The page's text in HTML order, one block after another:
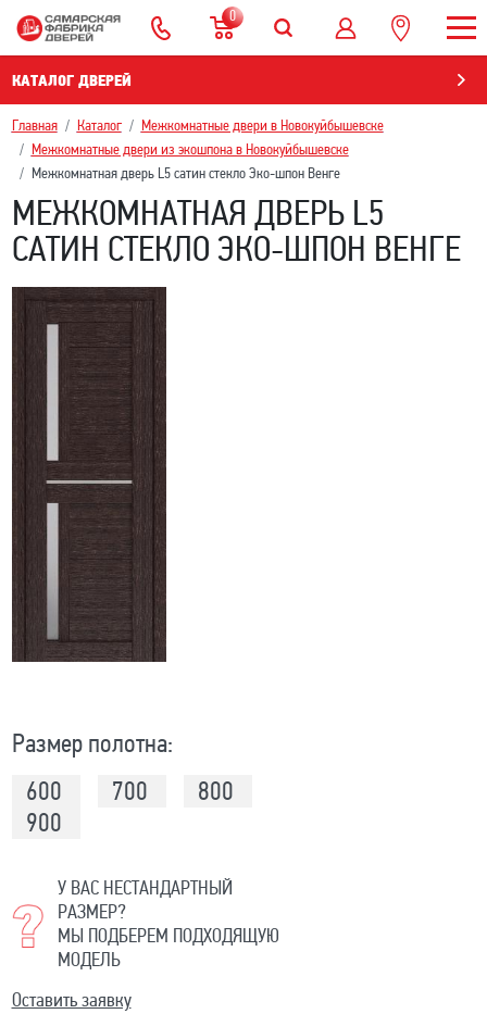
0
КАТАЛОГ ДВЕРЕЙ
Главная Каталог
Межкомнатные двери в Новокуйбышевскe
Межкомнатные двери из экошпона в Новокуйбышевскe
Межкомнатная дверь L5 сатин стекло Эко-шпон Венге
МЕЖКОМНАТНАЯ ДВЕРЬ L5
САТИН СТЕКЛО ЭКО-ШПОН ВЕНГЕ
Размер полотна:
600
700
800
900
У ВАС НЕСТАНДАРТНЫЙ
РАЗМЕР?
МЫ ПОДБЕРЕМ ПОДХОДЯЩУЮ
МОДЕЛЬ
Оставить заявку